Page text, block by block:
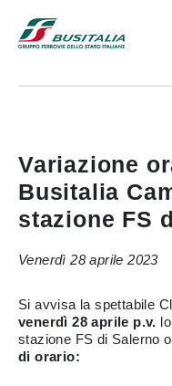
Variazione
Busitalia
stazione FS
Venerdì 28 aprile 2023
Si avvisa la spettabile
venerdì 28 aprile p.v.
stazione FS di Salerno
di orario: